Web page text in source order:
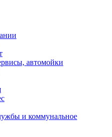
автомойки
и коммунальное